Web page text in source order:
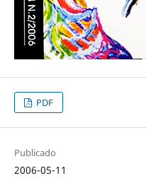
PDF
Publicado
2006-05-11